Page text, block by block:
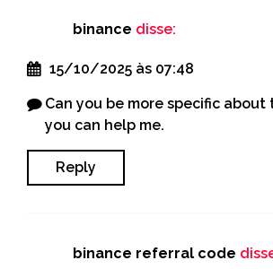
binance disse:
15/10/2025 às 07:48
Can you be more specific
you can help me.
Reply
binance referral code